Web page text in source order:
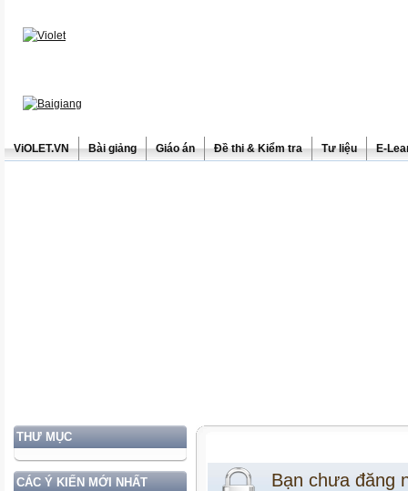
ViOLET.VN Bài giảng Giáo án Đề thi & Kiểm tra Tư liệu E-
THƯ MỤC
CÁC Ý KIẾN MỚI NHẤT Bạn chưa đăng